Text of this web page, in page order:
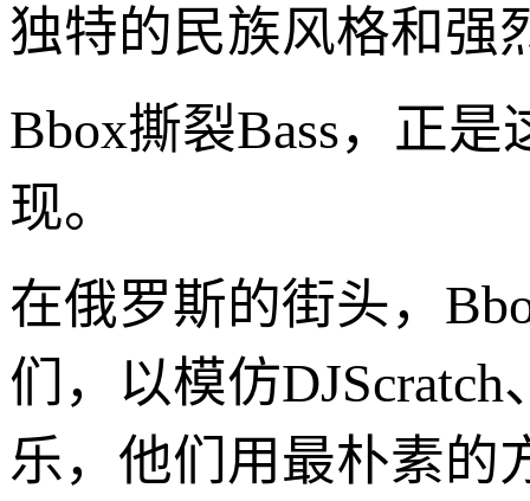
独特的民族风格和强
Bbox撕裂Bass，正
现。
在俄罗斯的街头，
们，以模仿
乐，他们用最朴素的